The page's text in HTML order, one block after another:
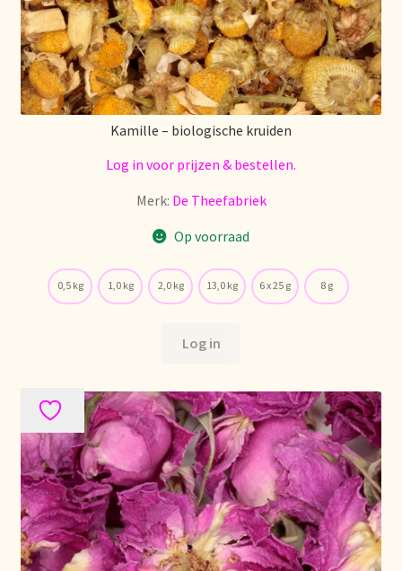
Prijsbeleid
Privacy statement
Privacyverklaring
Questions relatives aux stocks
Retouren en garantie
Rücksendungen und Garantie
Sécurité alimentaire
Seguridad alimentaria
Shipping and delivery
Kamille – biologische kruiden
Log in voor prijzen & bestellen.
Merk: De Theefabriek
Op voorraad
0,5 kg 1,0 kg 2,0 kg 13,0 kg 6 x 25 g 8 g
Log in